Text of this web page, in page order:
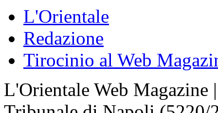
L'Orientale
Redazione
Tirocinio al Web
L'Orientale Web Magazine